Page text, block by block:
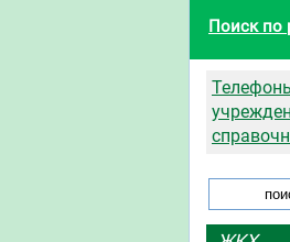
Поиск по